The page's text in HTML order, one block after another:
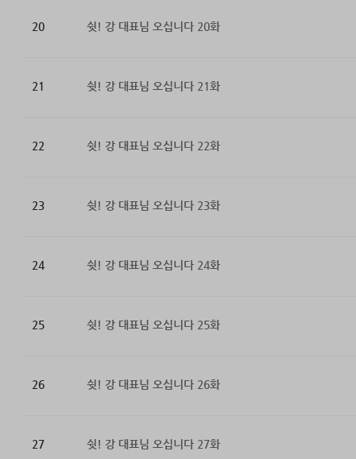
20 쉿! 강 대표님 오십니다 20화
21 쉿! 강 대표님 오십니다 21화
22 쉿! 강 대표님 오십니다 22화
23 쉿! 강 대표님 오십니다 23화
24 쉿! 강 대표님 오십니다 24화
25 쉿! 강 대표님 오십니다 25화
26 쉿! 강 대표님 오십니다 26화
27 쉿! 강 대표님 오십니다 27화